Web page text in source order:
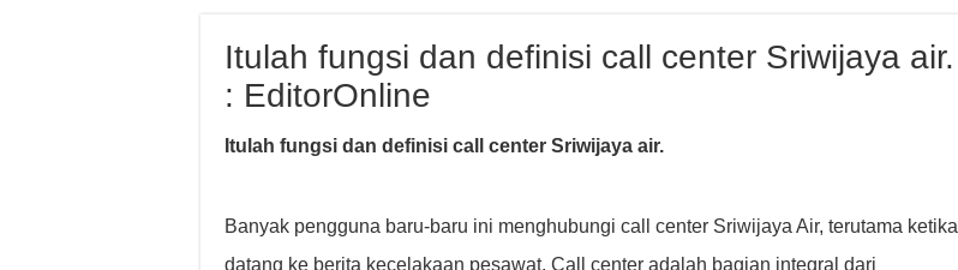
Itulah fungsi dan definisi call center Sriwijaya air.
: EditorOnline
Itulah fungsi dan definisi call center Sriwijaya air.
Banyak pengguna baru-baru ini menghubungi call center Sriwijaya Air, terutama ketika
datang ke berita kecelakaan pesawat. Call center adalah bagian integral dari